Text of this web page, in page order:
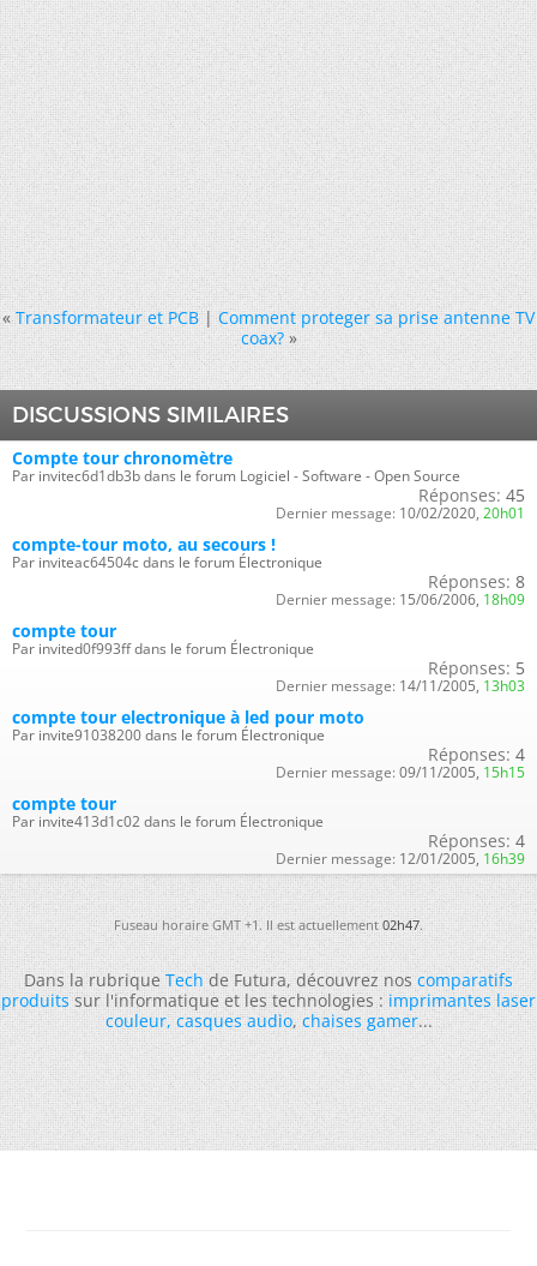
« Transformateur et PCB|Comment proteger sa prise antenne TV
coax? »
DISCUSSIONS SIMILAIRES
Compte tour chronomètre
Par invitec6d1db3b dans le forum Logiciel - Software - Open Source
Réponses: 45
Dernier message: 10/02/2020, 20h01
compte-tour moto, au secours !
Par inviteac64504c dans le forum Électronique
Réponses: 8
Dernier message: 15/06/2006, 18h09
compte tour
Par invited0f993ff dans le forum Électronique
Réponses: 5
Dernier message: 14/11/2005, 13h03
compte tour electronique à led pour moto
Par invite91038200 dans le forum Électronique
Réponses: 4
Dernier message: 09/11/2005, 15h15
compte tour
Par invite413d1c02 dans le forum Électronique
Réponses: 4
Dernier message: 12/01/2005, 16h39
Fuseau horaire GMT +1. Il est actuellement02h47.
Dans la rubriqueTechde Futura, découvrez noscomparatifs
produitssur l'informatique et les technologies :imprimantes laser
couleur,casques audio,chaises gamer...